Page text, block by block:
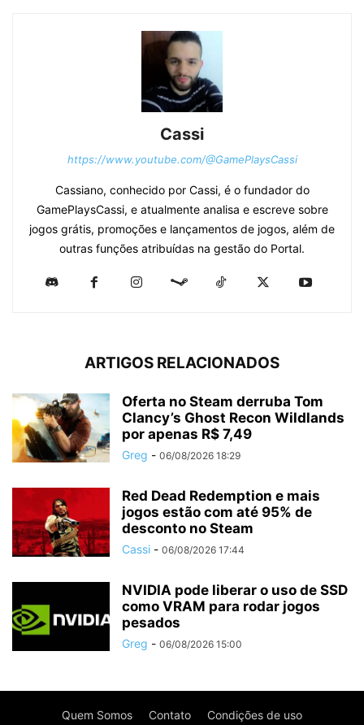
Cassi
https://www.youtube.com/@GamePlaysCassi
Cassiano, conhecido por Cassi, é o fundador do
GamePlaysCassi, e atualmente analisa e escreve sobre
jogos grátis, promoções e lançamentos de jogos, além de
outras funções atribuídas na gestão do Portal.
ARTIGOS RELACIONADOS
Oferta no Steam derruba Tom
Clancy’s Ghost Recon Wildlands
por apenas R$ 7,49
Greg - 06/08/2026 18:29
Red Dead Redemption e mais
jogos estão com até 95% de
desconto no Steam
Cassi - 06/08/2026 17:44
NVIDIA pode liberar o uso de SSD
como VRAM para rodar jogos
pesados
Greg - 06/08/2026 15:00
Quem Somos Contato Condições de uso